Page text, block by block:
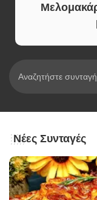
Νέες Συνταγές